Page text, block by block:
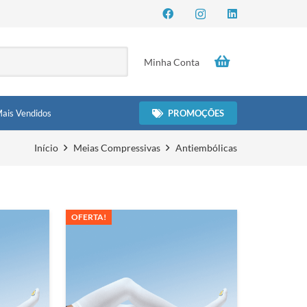
Minha Conta
Vendidos PROMOÇÕES
Início Meias Compressivas Antiembólicas
OFERTA!